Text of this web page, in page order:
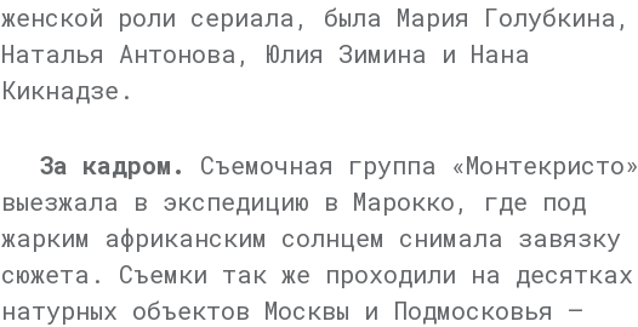
женской роли сериала, была Мария Голубкина,
Наталья Антонова, Юлия Зимина и Нана
Кикнадзе.
За кадром.
Съемочная группа «Монтекристо»
выезжала в экспедицию в Марокко, где под
жарким африканским солнцем снимала завязку
сюжета. Съемки так же проходили на десятках
натурных объектов Москвы и Подмосковья —